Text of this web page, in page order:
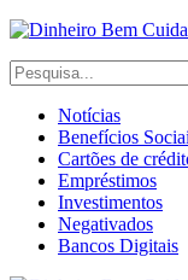
Notícias
Benefícios
Cartões de
Empréstimos
Investimentos
Negativados
Bancos Digitais